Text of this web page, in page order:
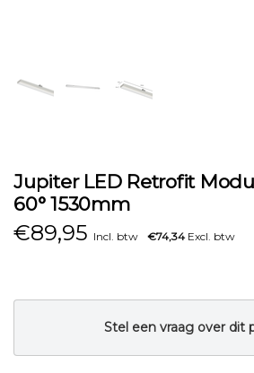
Jupiter LED Retrofit
60° 1530mm
€89,95 Incl. btw €74,34Excl. btw
Stel een vraag over dit